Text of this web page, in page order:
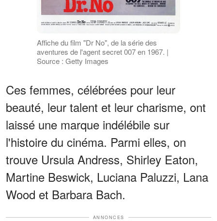
Affiche du film "Dr No", de la série des
aventures de l'agent secret 007 en 1967. |
Source : Getty Images
Ces femmes, célébrées pour leur
beauté, leur talent et leur charisme, ont
laissé une marque indélébile sur
l'histoire du cinéma. Parmi elles, on
trouve Ursula Andress, Shirley Eaton,
Martine Beswick, Luciana Paluzzi, Lana
Wood et Barbara Bach.
ANNONCES